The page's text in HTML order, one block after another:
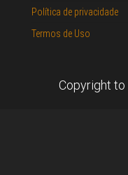
Política de privacidade
Termos de Uso
Copyright to